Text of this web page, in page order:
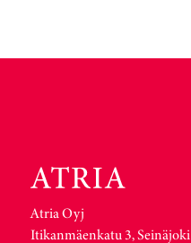
Atria Oyj
Itikanmäenkatu 3, Seinäjoki